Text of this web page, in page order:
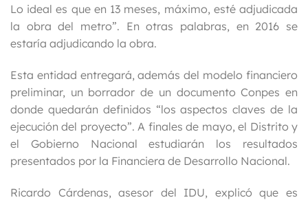
Lo ideal es que en 13 meses, máximo, esté adjudicada
la obra del metro”. En otras palabras, en 2016 se
estaría adjudicando la obra.
Esta entidad entregará, además del modelo financiero
preliminar, un borrador de un documento Conpes en
donde quedarán definidos “los aspectos claves de la
ejecución del proyecto”. A finales de mayo, el Distrito y
el Gobierno Nacional estudiarán los resultados
presentados por la Financiera de Desarrollo Nacional.
Ricardo Cárdenas, asesor del IDU, explicó que es